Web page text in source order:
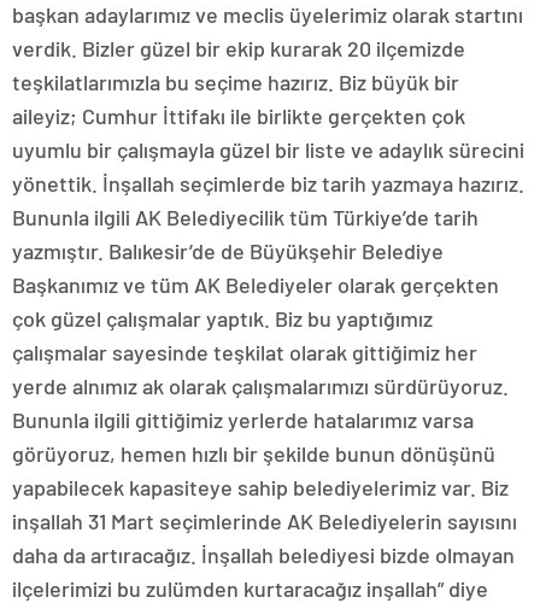
başkan adaylarımız ve meclis üyelerimiz olarak startını
verdik. Bizler güzel bir ekip kurarak 20 ilçemizde
teşkilatlarımızla bu seçime hazırız. Biz büyük bir
aileyiz; Cumhur İttifakı ile birlikte gerçekten çok
uyumlu bir çalışmayla güzel bir liste ve adaylık sürecini
yönettik. İnşallah seçimlerde biz tarih yazmaya hazırız.
Bununla ilgili AK Belediyecilik tüm Türkiye’de tarih
yazmıştır. Balıkesir’de de Büyükşehir Belediye
Başkanımız ve tüm AK Belediyeler olarak gerçekten
çok güzel çalışmalar yaptık. Biz bu yaptığımız
çalışmalar sayesinde teşkilat olarak gittiğimiz her
yerde alnımız ak olarak çalışmalarımızı sürdürüyoruz.
Bununla ilgili gittiğimiz yerlerde hatalarımız varsa
görüyoruz, hemen hızlı bir şekilde bunun dönüşünü
yapabilecek kapasiteye sahip belediyelerimiz var. Biz
inşallah 31 Mart seçimlerinde AK Belediyelerin sayısını
daha da artıracağız. İnşallah belediyesi bizde olmayan
ilçelerimizi bu zulümden kurtaracağız inşallah” diye